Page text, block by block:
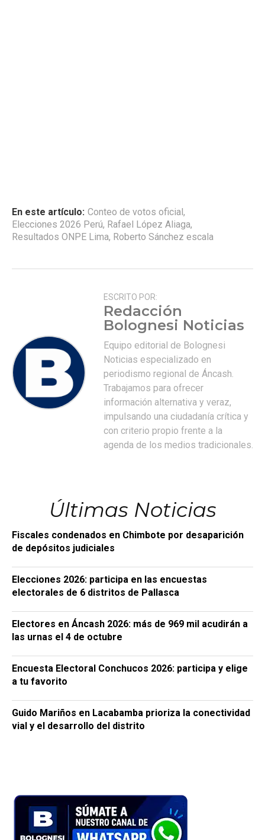
En este artículo: Conteo de votos oficial,
Elecciones 2026 Perú, Rafael López Aliaga,
Resultados ONPE Lima, Roberto Sánchez escala
ESCRITO POR:
Redacción
Bolognesi Noticias
Equipo editorial de Bolognesi
Noticias especializado en
periodismo regional de Áncash.
Trabajamos para ofrecer
información alternativa y veraz,
impulsando una ciudadanía crítica y
con criterio propio frente a la
agenda de los medios tradicionales.
Últimas Noticias
Fiscales condenados en Chimbote por desaparición
de depósitos judiciales
Elecciones 2026: participa en las encuestas
electorales de 6 distritos de Pallasca
Electores en Áncash 2026: más de 969 mil acudirán a
las urnas el 4 de octubre
Encuesta Electoral Conchucos 2026: participa y elige
a tu favorito
Guido Mariños en Lacabamba prioriza la conectividad
vial y el desarrollo del distrito